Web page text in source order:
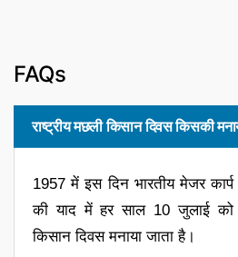
FAQs
राष्ट्रीय मछली किसान दिवस किसकी
1957 में इस दिन भारतीय मेजर
की याद में हर साल 10 जुलाई को
किसान दिवस मनाया जाता है।